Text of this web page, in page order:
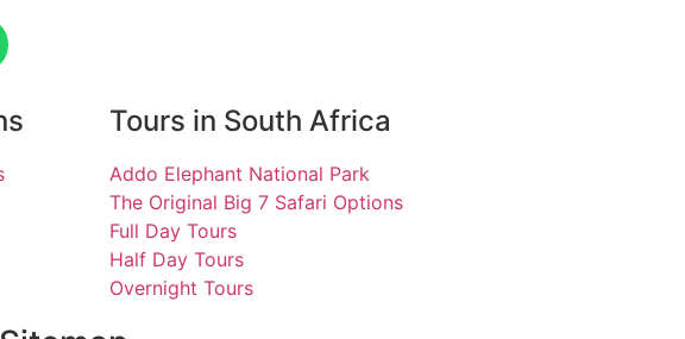
Tours in South Africa
Addo Elephant National Park
The Original Big 7 Safari Options
Full Day Tours
Half Day Tours
Overnight Tours